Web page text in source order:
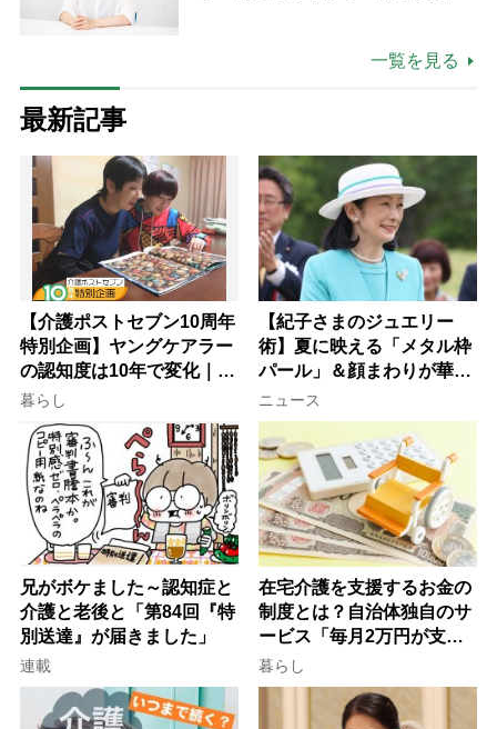
一覧を見る
最新記事
【介護ポストセブン10周年
特別企画】ヤングケアラー
の認知度は10年で変化｜流
行語大賞にノミネート、法
律にも明記されたが果たし
て現在は？
暮らし
【紀子さまのジュエリー
術】夏に映える「メタル枠
パール」＆顔まわりが華や
ぐ「揺れる一粒」の使い分
け方
ニュース
兄がボケました～認知症と
介護と老後と「第84回『特
別送達』が届きました」
連載
在宅介護を支援するお金の
制度とは？自治体独自のサ
ービス「毎月2万円が支給
される」ケースも【FP解
説】
暮らし